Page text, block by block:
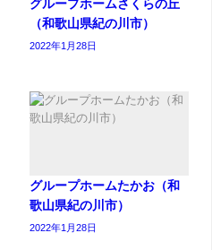
グループホームさくらの丘
（和歌山県紀の川市）
2022年1月28日
グループホームたかお（和
歌山県紀の川市）
2022年1月28日